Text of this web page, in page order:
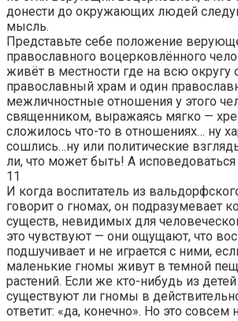
донести до окружающих людей
мысль.
Представьте себе положение
православного воцерковлённого
живёт в местности где на всю округу
православный храм и один
межличностные отношения у этого
священником, выражаясь мягко —
сложилось что-то в отношениях… ну
сошлись…ну или политические
ли, что может быть! А
11
И когда воспитатель из
говорит о гномах, он подразумевает
существ, невидимых для
это чувствуют — они ощущают, что
подшучивает и не играется с ними,
маленькие гномы живут в темной
растений. Если же кто-нибудь из
существуют ли гномы в
ответит: «да, конечно». Но это совсем